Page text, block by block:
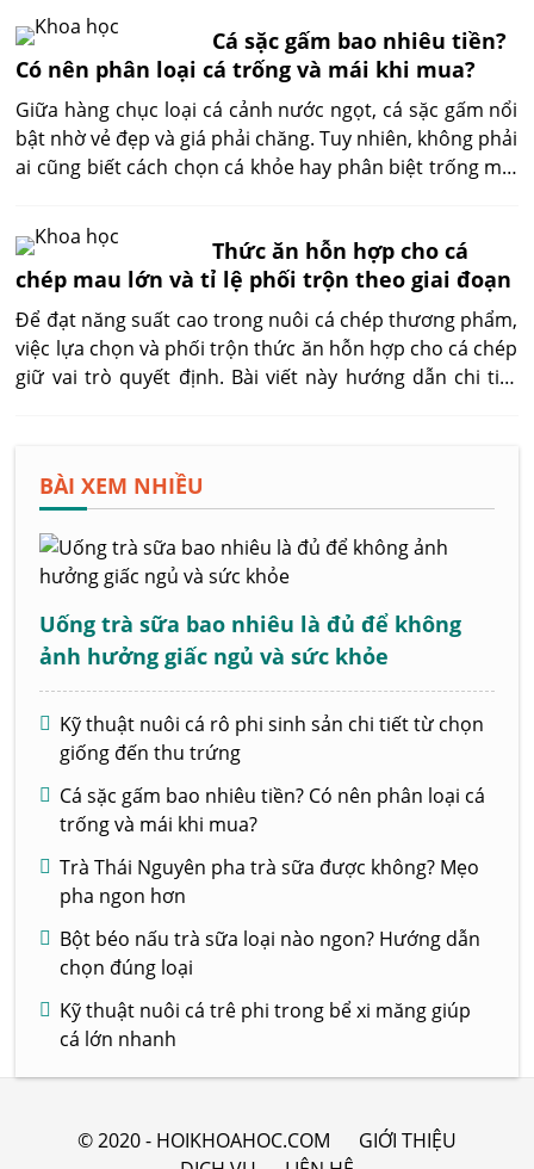
chi tiết từng bước, từ khâu chuẩn bị đến chăm sóc để
bạn bắt đầu dễ dàng.
Cá sặc gấm bao nhiêu tiền?
Có nên phân loại cá trống và mái khi mua?
Giữa hàng chục loại cá cảnh nước ngọt, cá sặc gấm nổi
bật nhờ vẻ đẹp và giá phải chăng. Tuy nhiên, không phải
ai cũng biết cách chọn cá khỏe hay phân biệt trống mái
bạn chọn được cá đẹp, bền màu và dễ sinh sản.
Thức ăn hỗn hợp cho cá
chép mau lớn và tỉ lệ phối trộn theo giai đoạn
Để đạt năng suất cao trong nuôi cá chép thương phẩm,
việc lựa chọn và phối trộn thức ăn hỗn hợp cho cá chép
giữ vai trò quyết định. Bài viết này hướng dẫn chi tiết
BÀI XEM NHIỀU
Uống trà sữa bao nhiêu là đủ để không
ảnh hưởng giấc ngủ và sức khỏe
Kỹ thuật nuôi cá rô phi sinh sản chi tiết từ chọn
giống đến thu trứng
Cá sặc gấm bao nhiêu tiền? Có nên phân loại cá
trống và mái khi mua?
Trà Thái Nguyên pha trà sữa được không? Mẹo
pha ngon hơn
Bột béo nấu trà sữa loại nào ngon? Hướng dẫn
chọn đúng loại
Kỹ thuật nuôi cá trê phi trong bể xi măng giúp
cá lớn nhanh
© 2020 - HOIKHOAHOC.COM
GIỚI THIỆU